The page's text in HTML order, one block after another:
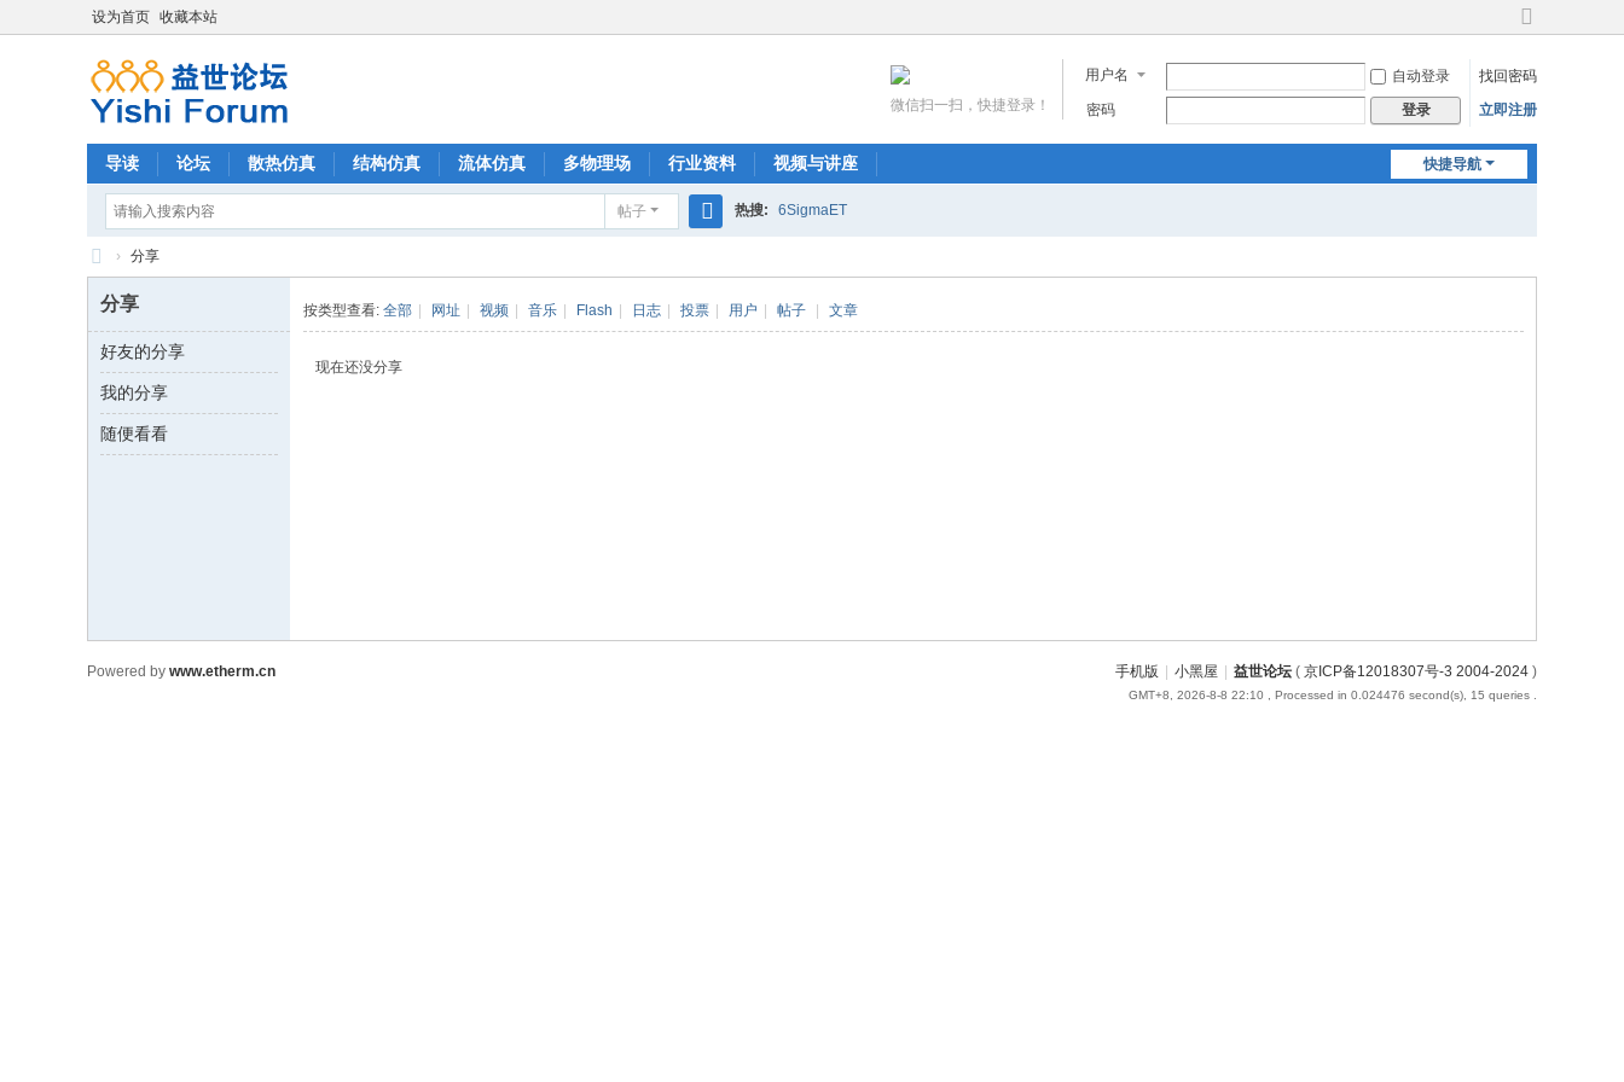
设为首页 收藏本站
切
到
宽
用户名 自动登录
找回密码
密码
登录 立即注册
微信扫一扫，快捷登录！
快捷导航
导读 论坛 散热仿真 结构仿真 流体仿真 多物理场 行业资料 视频与讲座
帖子
索
热搜: 6SigmaET
益
世
论
坛
› 分享
分享
好友的分享
我的分享
随便看看
按类型查看: 全部 网址 视频 音乐 Flash 日志 投票 用户 帖子 文章
现在还没分享
手机版 小黑屋 益世论坛 ( 京ICP备12018307号-3 2004-2024 )
GMT+8, 2026-8-8 22:10 , Processed in 0.024476 second(s), 15 queries .
Powered by www.etherm.cn